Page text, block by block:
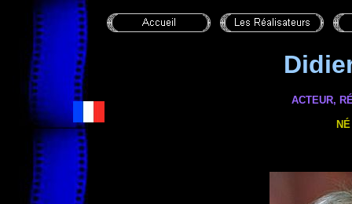
ACTEUR,